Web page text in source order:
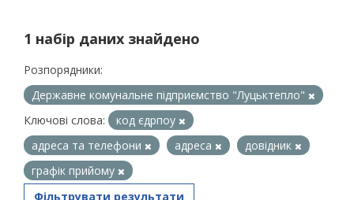
1 набір даних знайдено
Розпорядники:
Державне комунальне підприємство "Луцьктепло"
Ключові слова:
код єдрпоу
адреса та телефони
адреса
довідник
графік прийому
Фільтрувати результати